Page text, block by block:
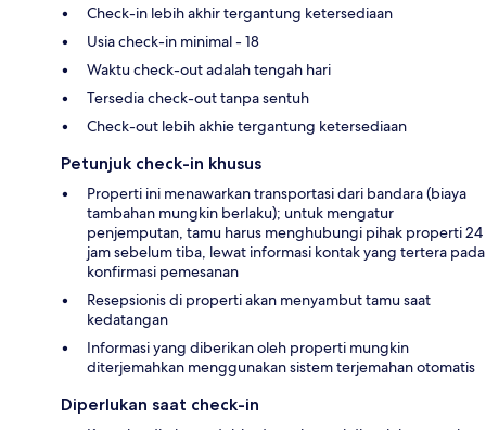
Check-in lebih akhir tergantung ketersediaan
Usia check-in minimal - 18
Waktu check-out adalah tengah hari
Tersedia check-out tanpa sentuh
Check-out lebih akhie tergantung ketersediaan
Petunjuk check-in khusus
Properti ini menawarkan transportasi dari bandara (biaya
tambahan mungkin berlaku); untuk mengatur
penjemputan, tamu harus menghubungi pihak properti 24
jam sebelum tiba, lewat informasi kontak yang tertera pada
konfirmasi pemesanan
Resepsionis di properti akan menyambut tamu saat
kedatangan
Informasi yang diberikan oleh properti mungkin
diterjemahkan menggunakan sistem terjemahan otomatis
Diperlukan saat check-in